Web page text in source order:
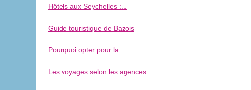
Hôtels aux Seychelles :...
Guide touristique de Bazois
Pourquoi opter pour la...
Les voyages selon les agences...